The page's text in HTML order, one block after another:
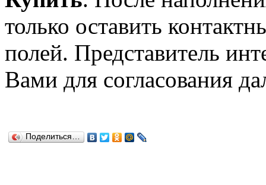
только оставить
полей. Представитель
Вами для согласования
Поделиться…